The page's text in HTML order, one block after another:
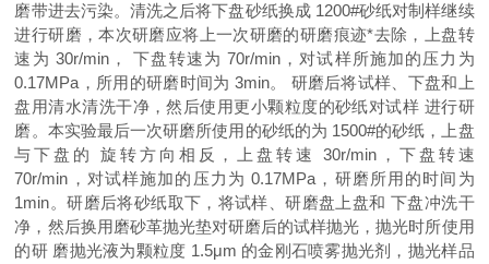
磨带进去污染。清洗之后将下盘砂纸换成 1200#砂纸对制样继续
进行研磨，本次研磨应将上一次研磨的研磨痕迹*去除，上盘转
速为 30r/min， 下盘转速为 70r/min，对试样所施加的压力为
0.17MPa，所用的研磨时间为 3min。 研磨后将试样、下盘和上
盘用清水清洗干净，然后使用更小颗粒度的砂纸对试样 进行研
磨。本实验最后一次研磨所使用的砂纸的为 1500#的砂纸，上盘
与下盘的 旋转方向相反，上盘转速 30r/min，下盘转速
70r/min，对试样施加的压力为 0.17MPa，研磨所用的时间为
1min。研磨后将砂纸取下，将试样、研磨盘上盘和 下盘冲洗干
净，然后换用磨砂革抛光垫对研磨后的试样抛光，抛光时所使用
的研 磨抛光液为颗粒度 1.5μm 的金刚石喷雾抛光剂，抛光样品